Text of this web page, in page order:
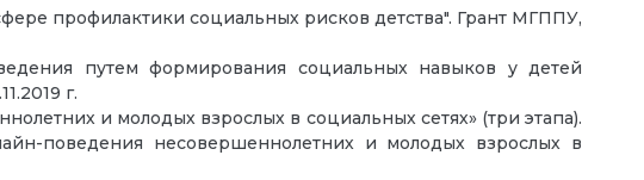
профилактики социальных рисков детства". Грант МГППУ,
путем формирования социальных навыков у детей
г.
и молодых взрослых в социальных сетях» (три этапа).
поведения несовершеннолетних и молодых взрослых в